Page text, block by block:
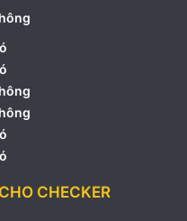
CHECKER